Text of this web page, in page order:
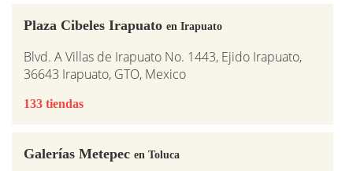
Plaza Cibeles Irapuato en Irapuato
Blvd. A Villas de Irapuato No. 1443, Ejido Irapuato,
36643 Irapuato, GTO, Mexico
133 tiendas
Galerías Metepec en Toluca